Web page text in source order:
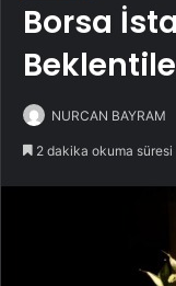
Borsa
NURCAN BAYRAM
2 dakika okuma süresi